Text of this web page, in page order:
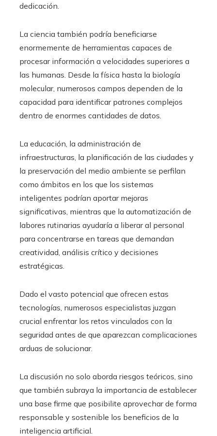
dedicación.
La ciencia también podría beneficiarse
enormemente de herramientas capaces de
procesar información a velocidades superiores a
las humanas. Desde la física hasta la biología
molecular, numerosos campos dependen de la
capacidad para identificar patrones complejos
dentro de enormes cantidades de datos.
La educación, la administración de
infraestructuras, la planificación de las ciudades y
la preservación del medio ambiente se perfilan
como ámbitos en los que los sistemas
inteligentes podrían aportar mejoras
significativas, mientras que la automatización de
labores rutinarias ayudaría a liberar al personal
para concentrarse en tareas que demandan
creatividad, análisis crítico y decisiones
estratégicas.
Dado el vasto potencial que ofrecen estas
tecnologías, numerosos especialistas juzgan
crucial enfrentar los retos vinculados con la
seguridad antes de que aparezcan complicaciones
arduas de solucionar.
La discusión no solo aborda riesgos teóricos, sino
que también subraya la importancia de establecer
una base firme que posibilite aprovechar de forma
responsable y sostenible los beneficios de la
inteligencia artificial.